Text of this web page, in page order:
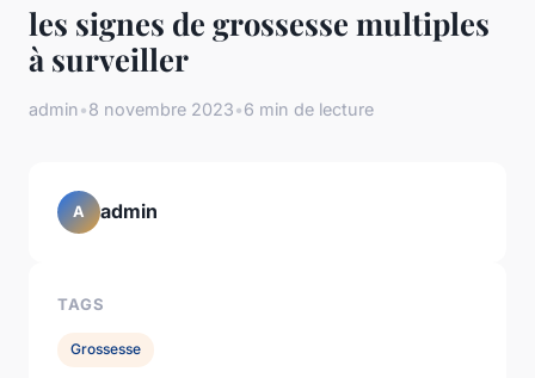
les signes de grossesse multiples
à surveiller
admin•8 novembre 2023•6 min de lecture
A admin
TAGS
Grossesse